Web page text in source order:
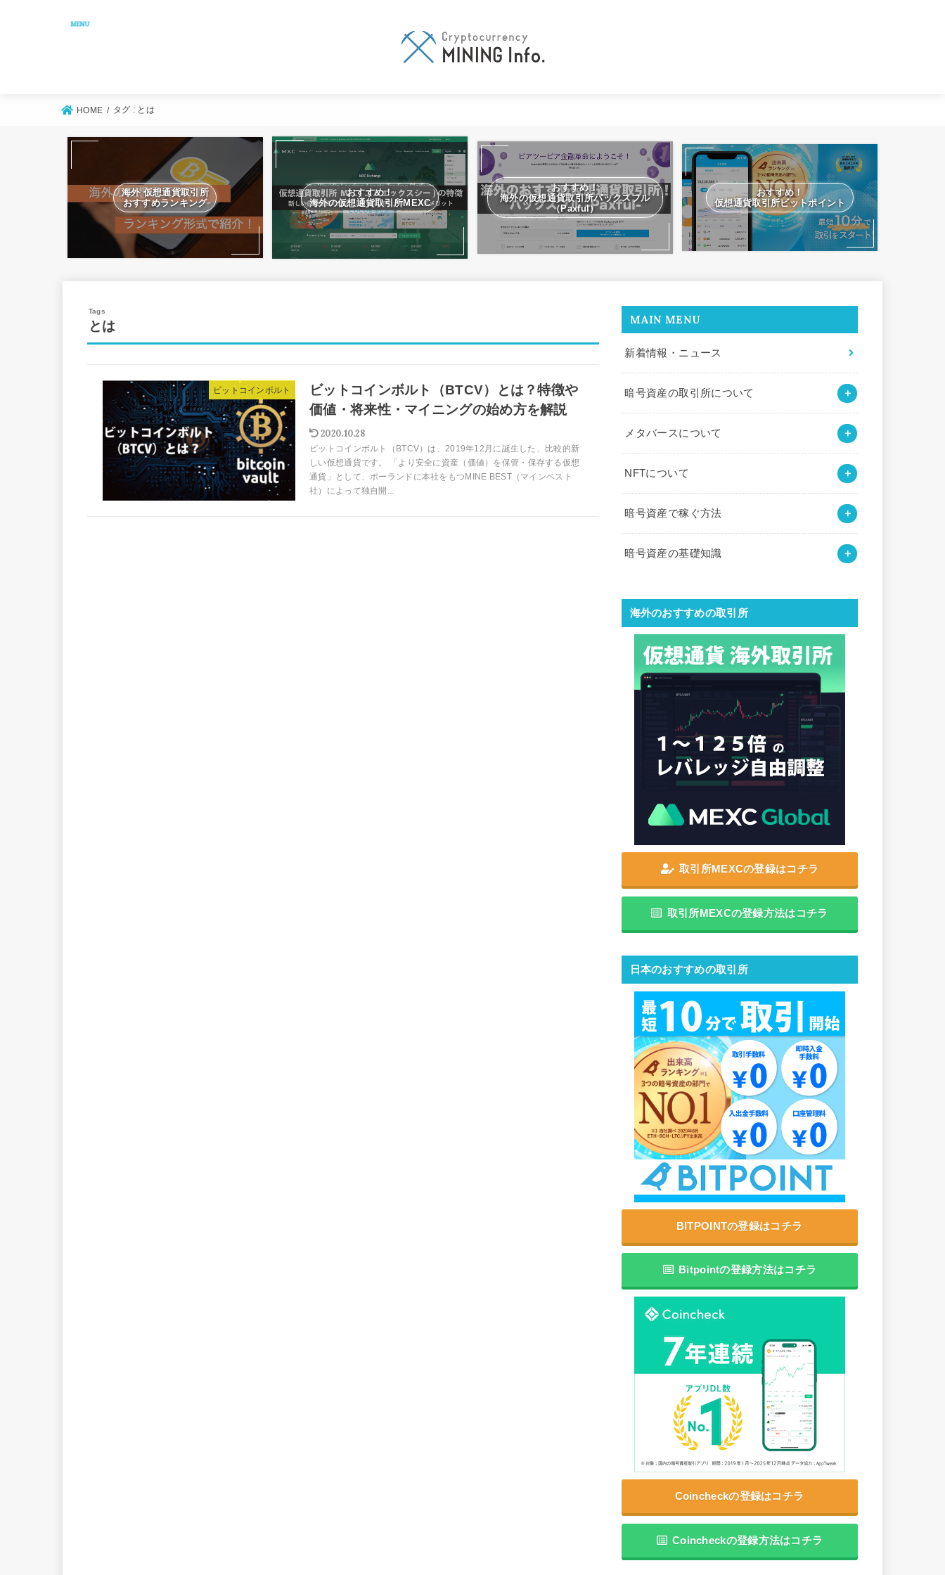
MENU
HOME タグ : とは
海外 仮想通貨取引所
おすすめランキング
おすすめ！
海外の仮想通貨取引所MEXC
おすすめ！
海外の仮想通貨取引所パックスフル
（Paxful）
おすすめ！
仮想通貨取引所ビットポイント
とは
ビットコインボルト
ビットコインボルト（BTCV）とは？特徴や
価値・将来性・マイニングの始め方を解説
2020.10.28
ビットコインボルト（BTCV）は、2019年12月に誕生した、比較的新
しい仮想通貨です。 「より安全に資産（価値）を保管・保存する仮想
通貨」として、ポーランドに本社をもつMINE BEST（マインベスト
社）によって独自開...
MAIN MENU
新着情報・ニュース
暗号資産の取引所について
メタバースについて
NFTについて
暗号資産で稼ぐ方法
暗号資産の基礎知識
海外のおすすめの取引所
取引所MEXCの登録はコチラ
取引所MEXCの登録方法はコチラ
日本のおすすめの取引所
BITPOINTの登録はコチラ
Bitpointの登録方法はコチラ
Coincheckの登録はコチラ
Coincheckの登録方法はコチラ